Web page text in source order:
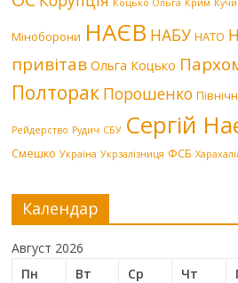
Міноборони НАЄВ НАБУ НАТО
привітав Ольга Коцько
Полторак Порошенко
Рейдерство Рудич СБУ Сергій
Смешко Україна Укрзалізниця ФСБ
Календар
Август 2026
Пн
Вт Ср Чт